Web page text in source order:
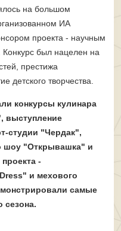
на большом
ИА
проекта - научным
был нацелен на
престижа
детского творчества.
конкурсы кулинара
выступление
студии "Чердак",
шоу "Открывашка" и
-
и мехового
самые
сезона.